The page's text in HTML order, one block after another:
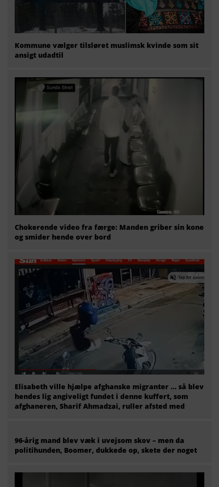
Kommune vælger tilsløret muslimsk kvinde som sit
ansigt udadtil
Chokerende video fra færge: Manden griber sin kone
og smider hende over bord
Elisabeth ville hjælpe afghanske migranter … så blev
hendes lig angiveligt fundet i denne kuffert, som
afghaneren, Sharif Ahmadzai, ruller afsted med
96-årig mand blev væk i uvejsom skov – men da
politihunden, Boomer, dukkede op, skete der noget